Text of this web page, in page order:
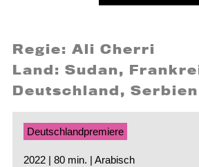
Regie: Ali Cherri
Land: Sudan,
Deutschland, Serbien
Deutschlandpremiere
2022 | 80 min. | Arabisch